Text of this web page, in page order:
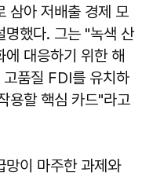
삼아 저배출 경제 모
명했다. 그는 "녹색 산
대응하기 위한 해
품질 FDI를 유치하
용할 핵심 카드"라고
망이 마주한 과제와